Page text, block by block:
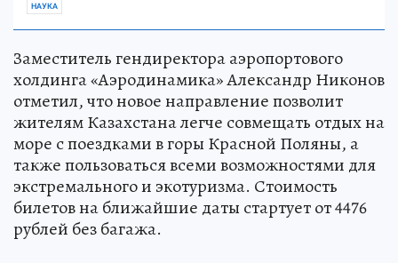
НАУКА
Заместитель гендиректора аэропортового
холдинга «Аэродинамика» Александр Никонов
отметил, что новое направление позволит
жителям Казахстана легче совмещать отдых на
море с поездками в горы Красной Поляны, а
также пользоваться всеми возможностями для
экстремального и экотуризма. Стоимость
билетов на ближайшие даты стартует от 4476
рублей без багажа.